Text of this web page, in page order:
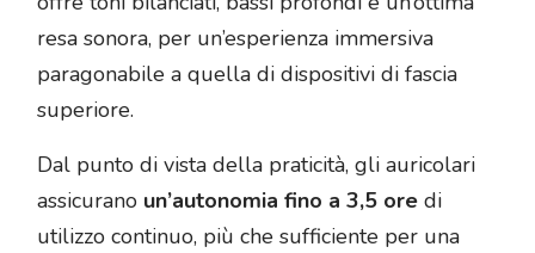
resa sonora, per un’esperienza immersiva
paragonabile a quella di dispositivi di fascia
superiore.
Dal punto di vista della praticità, gli auricolari
assicurano un’autonomia fino a 3,5 ore di
utilizzo continuo, più che sufficiente per una